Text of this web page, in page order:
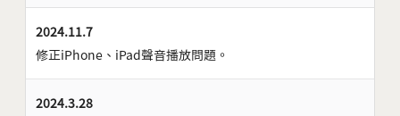
2024.11.7
修正iPhone、iPad聲音播放問題。
2024.3.28